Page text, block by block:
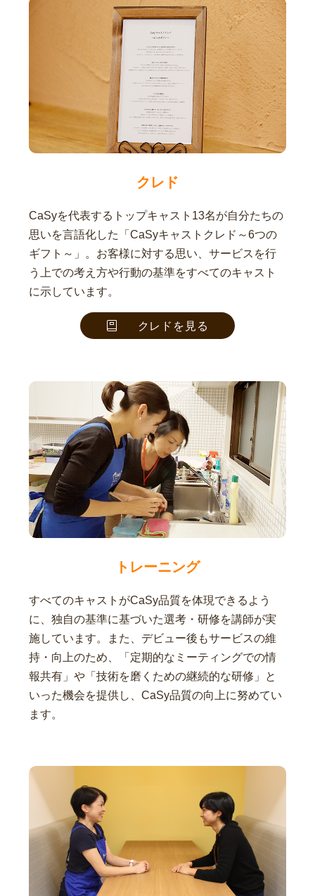
クレド
CaSyを代表するトップキャスト13名が自分たちの
思いを言語化した「CaSyキャストクレド～6つの
ギフト～」。お客様に対する思い、サービスを行
う上での考え方や行動の基準をすべてのキャスト
に示しています。
クレドを見る
トレーニング
すべてのキャストがCaSy品質を体現できるよう
に、独自の基準に基づいた選考・研修を講師が実
施しています。また、デビュー後もサービスの維
持・向上のため、「定期的なミーティングでの情
報共有」や「技術を磨くための継続的な研修」と
いった機会を提供し、CaSy品質の向上に努めてい
ます。